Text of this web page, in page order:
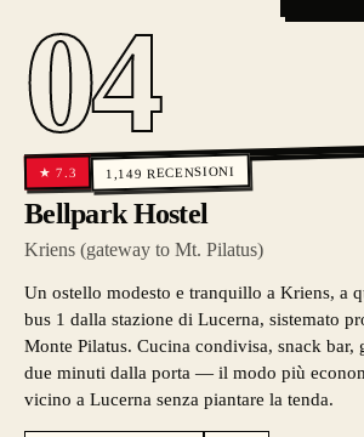
04
★7.3 1,149 RECENSIONI
Bellpark Hostel
Kriens (gateway to Mt. Pilatus)
Un ostello modesto e tranquillo a Kriens, a
bus 1 dalla stazione di Lucerna, sistemato
Monte Pilatus. Cucina condivisa, snack bar,
due minuti dalla porta — il modo più
vicino a Lucerna senza piantare la tenda.